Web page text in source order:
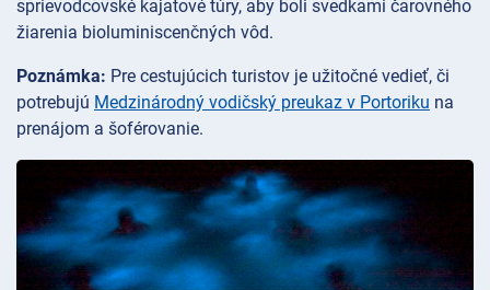
sprievodcovské kajatové túry, aby boli svedkami čarovného
žiarenia bioluminiscenčných vôd.
Poznámka: Pre cestujúcich turistov je užitočné vedieť, či
potrebujú Medzinárodný vodičský preukaz v Portoriku na
prenájom a šoférovanie.